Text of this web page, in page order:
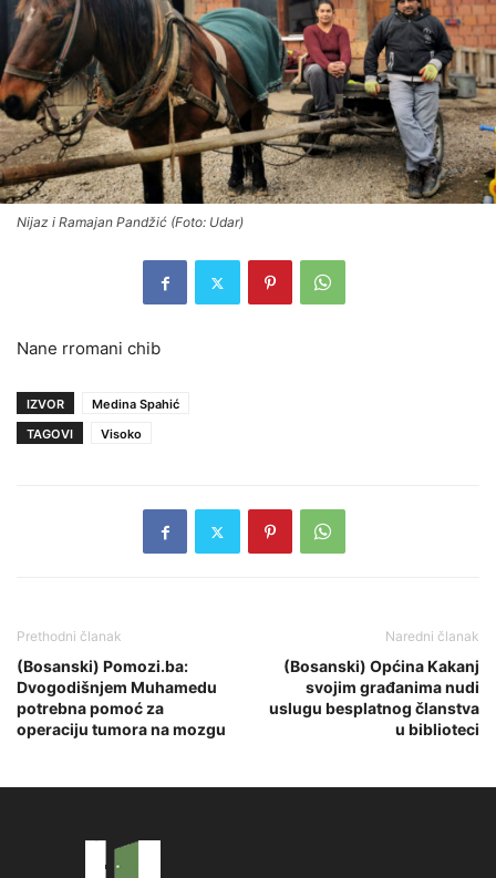
Nijaz i Ramajan Pandžić (Foto: Udar)
Nane rromani chib
IZVOR
Medina Spahić
TAGOVI
Visoko
Prethodni članak
(Bosanski) Pomozi.ba:
Dvogodišnjem Muhamedu
potrebna pomoć za
operaciju tumora na mozgu
Naredni članak
(Bosanski) Općina Kakanj
svojim građanima nudi
uslugu besplatnog članstva
u biblioteci